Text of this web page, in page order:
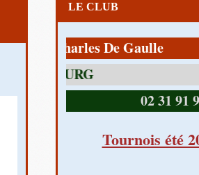
LE CLUB
1 av Charles De Gaulle
02 31 91
Tournois été